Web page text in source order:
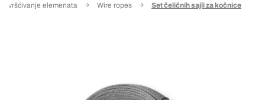
elemenata Wire ropes Set čeličnih sajli za kočnice